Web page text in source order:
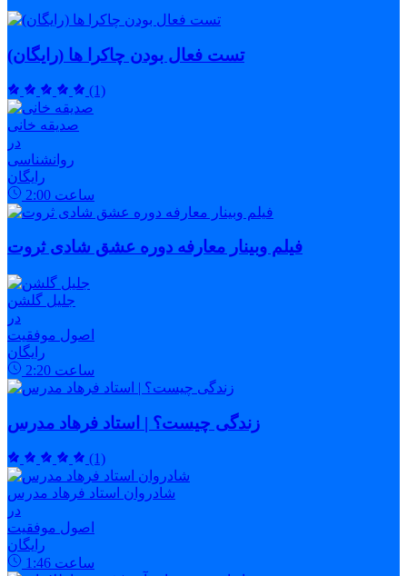
تست فعال بودن چاکرا ها (رایگان)
(1)
صدیقه خانی
در
روانشناسی
رایگان
2:00 ساعت
فیلم وبینار معارفه دوره عشق شادی ثروت
جلیل گلشن
در
اصول موفقیت
رایگان
2:20 ساعت
زندگی چیست؟ | استاد فرهاد مدرس
(1)
شادروان استاد فرهاد مدرس
در
اصول موفقیت
رایگان
1:46 ساعت